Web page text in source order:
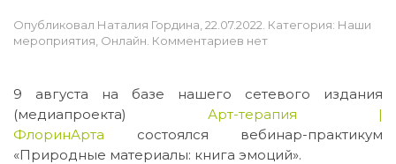
Опубликовал Наталия Гордина 22.07.2022 . Категория: Наши
мероприятия Онлайн Комментариев к
«Природные
материалы:
книга
эмоций»
нет
9 августа на базе нашего сетевого издания
(медиапроекта) Арт-терапия |
ФлоринАрта состоялся вебинар-практикум
«Природные материалы: книга эмоций».